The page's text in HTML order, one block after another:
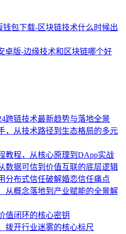
钱包下载-区块链技术什么时候出
卓版-边缘技术和区块链哪个好
跨链技术最新趋势与落地全景
，从技术路径到生态格局的多元
教程，从核心原理到DApp实战
数据可信到价值互联的底层逻辑
分布式信任破解婚恋信任痛点
从概念落地到产业赋能的全景解
值闭环的核心密钥
拨开行业迷雾的核心标尺